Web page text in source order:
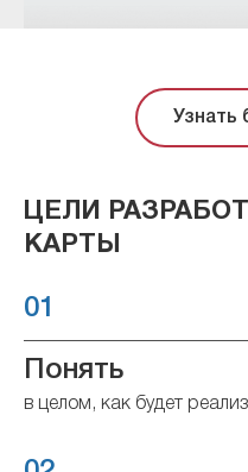
Узнать
ЦЕЛИ
КАРТЫ
01
Понять
в целом, как будет